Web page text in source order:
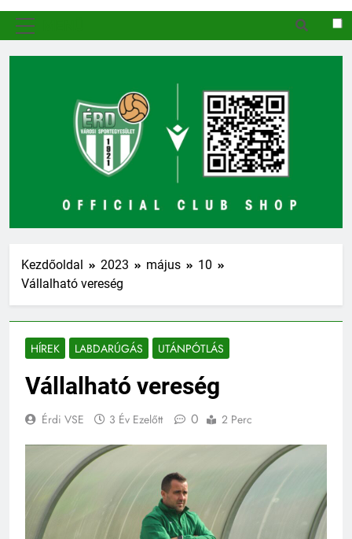
Kezdőoldal 2023 május
10
Vállalható vereség
HÍREK LABDARÚGÁS UTÁNPÓTLÁS
Vállalható vereség
Érdi VSE 3 Év Ezelőtt 0 2 Perc